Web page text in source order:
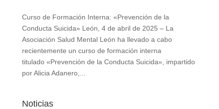
Curso de Formación Interna: «Prevención de la
Conducta Suicida» León, 4 de abril de 2025 – La
Asociación Salud Mental León ha llevado a cabo
recientemente un curso de formación interna
titulado «Prevención de la Conducta Suicida», impartido
por Alicia Adanero,...
Noticias